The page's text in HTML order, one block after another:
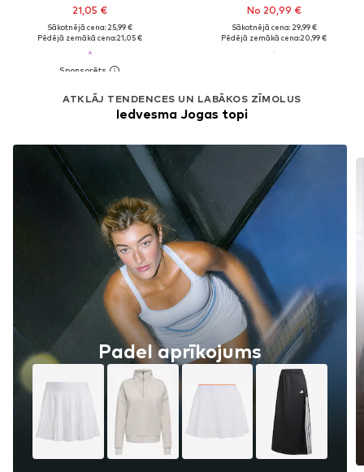
21,05 €
Sākotnējā cena: 25,99 €
Pēdējā zemākā cena:21,05 €
No 20,99 €
Sākotnējā cena: 29,99 €
Pēdējā zemākā cena:20,99 €
ATKLĀJ TENDENCES UN LABĀKOS ZĪMOLUS
Iedvesma Jogas topi
Padel aprīkojums